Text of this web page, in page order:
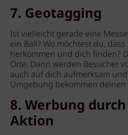
7. Geotagging
Ist vielleicht gerade eine
ein Ball? Wo möchtest du,
herkommen und dich finden?
Orte. Dann werden Besucher
auch auf dich aufmerksam
Umgebung bekommen deinen
8. Werbung
Aktion